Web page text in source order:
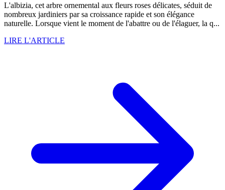
L'albizia, cet arbre ornemental aux fleurs roses délicates, séduit de
nombreux jardiniers par sa croissance rapide et son élégance
naturelle. Lorsque vient le moment de l'abattre ou de l'élaguer, la q...
LIRE L'ARTICLE